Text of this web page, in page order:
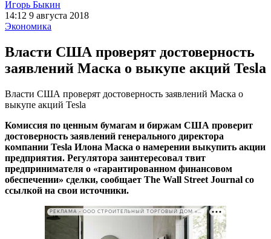
Игорь Быкин
14:12 9 августа 2018
Экономика
Власти США проверят достоверность
заявлений Маска о выкупе акций Tesla
Власти США проверят достоверность заявлений Маска о
выкупе акций Tesla
Комиссия по ценным бумагам и биржам США проверит
достоверность заявлений генерального директора
компании Tesla Илона Маска о намерении выкупить акции
предприятия. Регулятора заинтересовал твит
предпринимателя о «гарантированном финансовом
обеспечении» сделки, сообщает The Wall Street Journal со
ссылкой на свои источники.
РЕКЛАМА • ООО СТРОИТЕЛЬНЫЙ ТОРГОВЫЙ ДОМ «ПЕТРОВИЧ». ИНН: 7802348846